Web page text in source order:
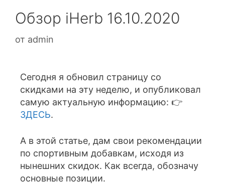
Обзор iHerb 16.10.2020
от admin
Сегодня я обновил страницу со
скидками на эту неделю, и опубликовал
самую актуальную информацию: 👉
ЗДЕСЬ.
А в этой статье, дам свои рекомендации
по спортивным добавкам, исходя из
нынешних скидок. Как всегда, обозначу
основные позиции.